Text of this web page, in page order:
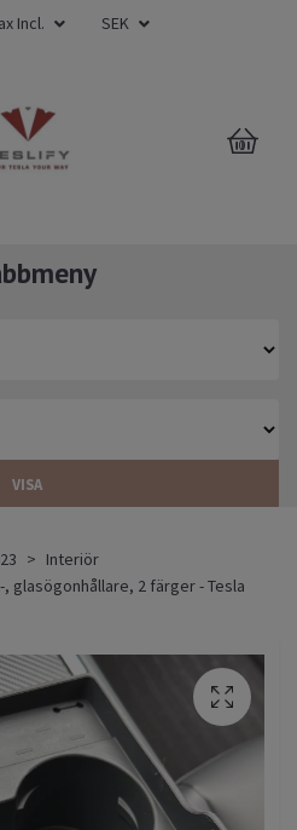
Incl. SEK
0
VISA
Interiör
glasögonhållare, 2 färger - Tesla